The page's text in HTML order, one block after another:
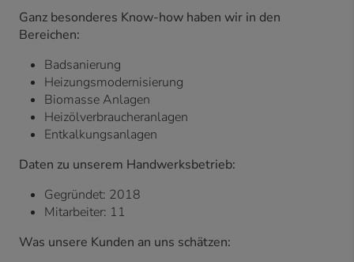
Ganz besonderes Know-how haben wir in den
Bereichen:
Badsanierung
Heizungsmodernisierung
Biomasse Anlagen
Heizölverbraucheranlagen
Entkalkungsanlagen
Daten zu unserem Handwerksbetrieb:
Gegründet: 2018
Mitarbeiter: 11
Was unsere Kunden an uns schätzen: